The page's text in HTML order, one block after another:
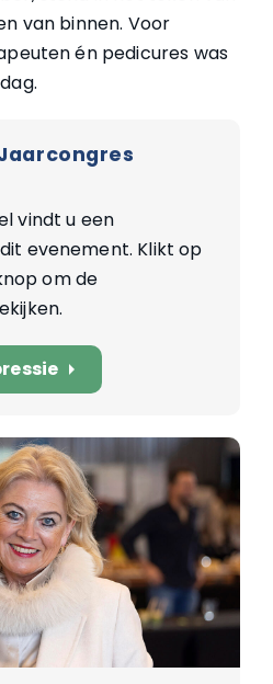
van binnen. Voor
én pedicures was
vindt u een
evenement. Klikt op
om de
arrow_right